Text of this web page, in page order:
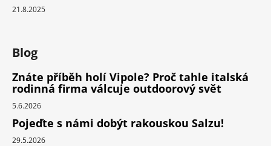
21.8.2025
Blog
Znáte příběh holí Vipole? Proč tahle italská
rodinná firma válcuje outdoorový svět
5.6.2026
Pojeďte s námi dobýt rakouskou Salzu!
29.5.2026